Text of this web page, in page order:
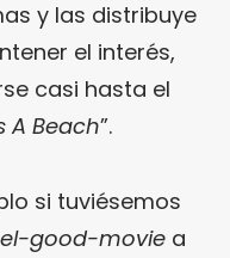
y las distribuye
el interés,
casi hasta el
A Beach”.
si tuviésemos
good-movie a